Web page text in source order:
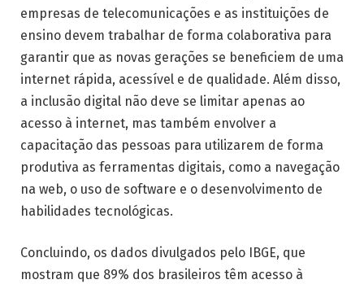
empresas de telecomunicações e as instituições de
ensino devem trabalhar de forma colaborativa para
garantir que as novas gerações se beneficiem de uma
internet rápida, acessível e de qualidade. Além disso,
a inclusão digital não deve se limitar apenas ao
acesso à internet, mas também envolver a
capacitação das pessoas para utilizarem de forma
produtiva as ferramentas digitais, como a navegação
na web, o uso de software e o desenvolvimento de
habilidades tecnológicas.
Concluindo, os dados divulgados pelo IBGE, que
mostram que 89% dos brasileiros têm acesso à